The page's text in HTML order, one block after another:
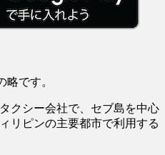
略です。
クシー会社で、セブ島を中心
リピンの主要都市で利用する